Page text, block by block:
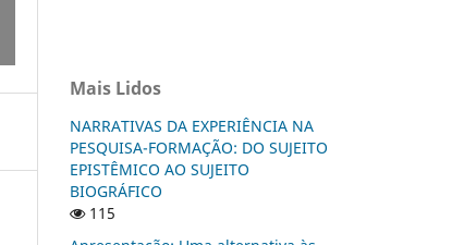
Mais Lidos
NARRATIVAS DA EXPERIÊNCIA NA
PESQUISA-FORMAÇÃO: DO SUJEITO
EPISTÊMICO AO SUJEITO
BIOGRÁFICO
115